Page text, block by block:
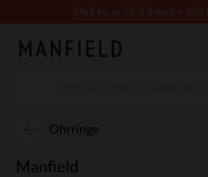
Ohrringe
Manfield